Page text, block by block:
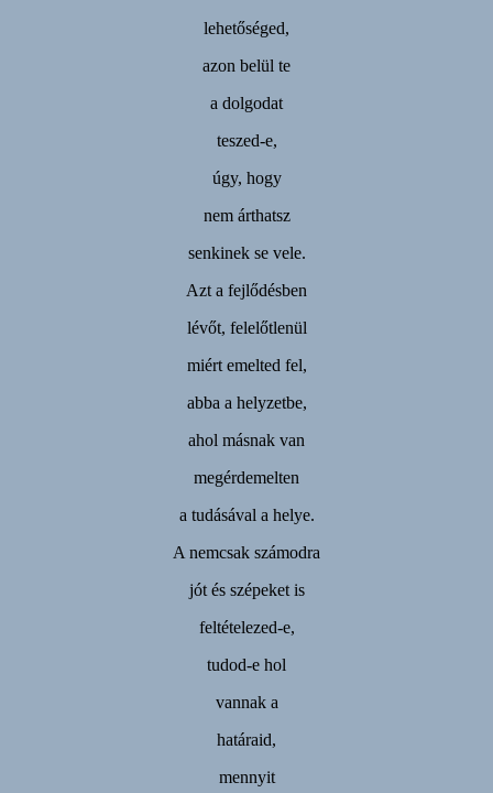
lehetőséged,
azon belül te
a dolgodat
teszed-e,
úgy, hogy
nem árthatsz
senkinek se vele.
Azt a fejlődésben
lévőt, felelőtlenül
miért emelted fel,
abba a helyzetbe,
ahol másnak van
megérdemelten
a tudásával a helye.
A nemcsak számodra
jót és szépeket is
feltételezed-e,
tudod-e hol
vannak a
határaid,
mennyit